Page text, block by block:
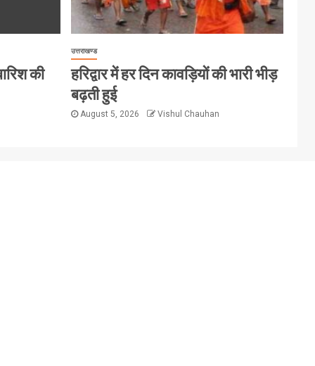
की
उत्तराखण्ड
हरिद्वार में हर दिन कावड़ियों की भारी भीड़
बढ़ती हुई
August 5, 2026 Vishul Chauhan